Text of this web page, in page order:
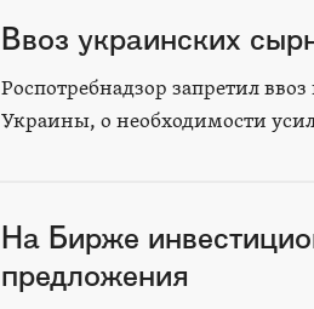
Ввоз украинских
Роспотребнадзор запретил
Украины, о необходимости
На Бирже
предложения